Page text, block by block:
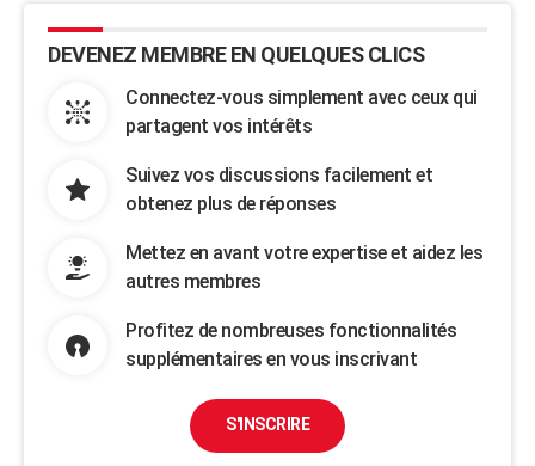
DEVENEZ MEMBRE EN QUELQUES CLICS
Connectez-vous simplement avec ceux qui
partagent vos intérêts
Suivez vos discussions facilement et
obtenez plus de réponses
Mettez en avant votre expertise et aidez les
autres membres
Profitez de nombreuses fonctionnalités
supplémentaires en vous inscrivant
S'INSCRIRE